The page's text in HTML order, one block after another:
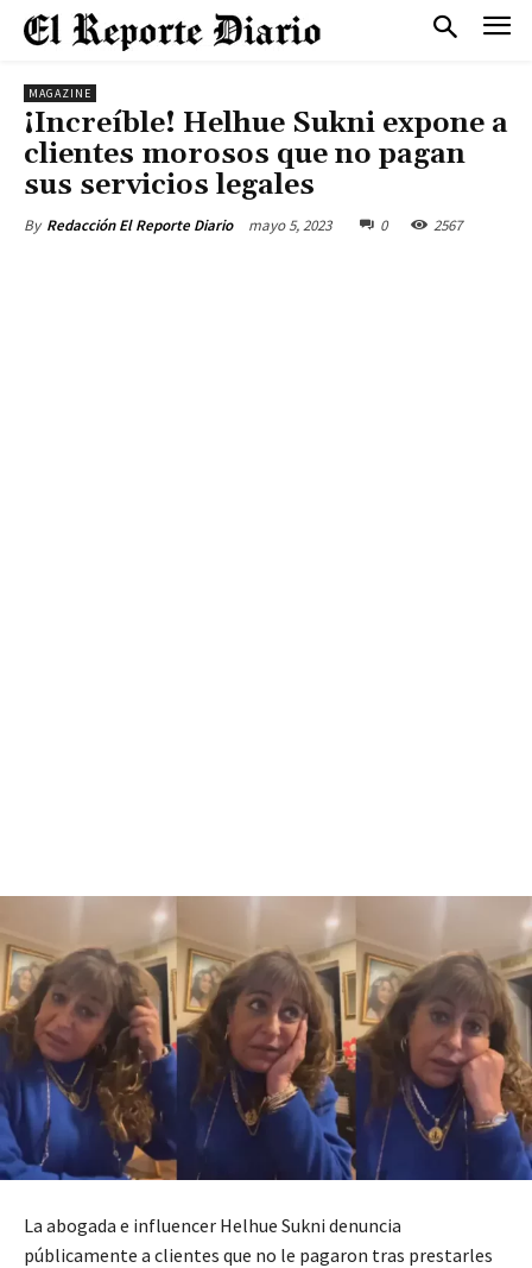
MAGAZINE
¡Increíble! Helhue Sukni expone a
clientes morosos que no pagan
sus servicios legales
By Redacción El Reporte Diario mayo 5, 2023 0 2567
La abogada e influencer Helhue Sukni denuncia
públicamente a clientes que no le pagaron tras prestarles